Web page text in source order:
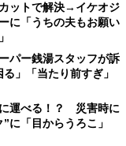
ットで解決→イケオジ
に「うちの夫もお願い
パー銭湯スタッフが訴
」「当たり前すぎ」
運べる！？ 災害時に
に「目からうろこ」